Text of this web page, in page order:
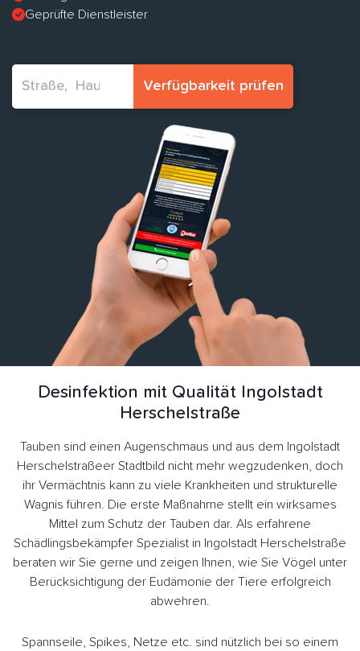
Geprüfte Dienstleister
Verfügbarkeit prüfen
Desinfektion mit Qualität Ingolstadt
Herschelstraße
Tauben sind einen Augenschmaus und aus dem Ingolstadt
Herschelstraßeer Stadtbild nicht mehr wegzudenken, doch
ihr Vermächtnis kann zu viele Krankheiten und strukturelle
Wagnis führen. Die erste Maßnahme stellt ein wirksames
Mittel zum Schutz der Tauben dar. Als erfahrene
Schädlingsbekämpfer Spezialist in Ingolstadt Herschelstraße
beraten wir Sie gerne und zeigen Ihnen, wie Sie Vögel unter
Berücksichtigung der Eudämonie der Tiere erfolgreich
abwehren.
Spannseile, Spikes, Netze etc. sind nützlich bei so einem